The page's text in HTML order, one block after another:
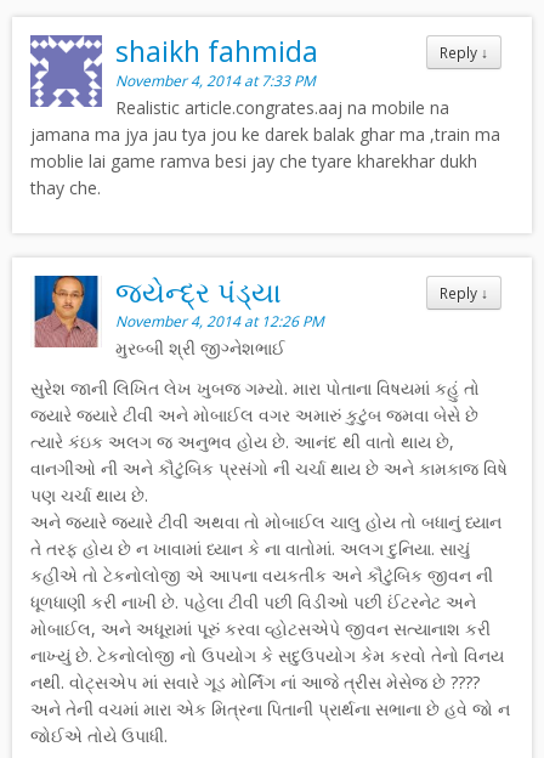
Reply ↓
shaikh fahmida
November 4, 2014 at 7:33 PM
Realistic article.congrates.aaj na mobile na
jamana ma jya jau tya jou ke darek balak ghar ma ,train ma
moblie lai game ramva besi jay che tyare kharekhar dukh
thay che.
Reply ↓
જયેન્દ્ર પંડ્યા
November 4, 2014 at 12:26 PM
મુરબ્બી શ્રી જીગ્નેશભાઈ
સુરેશ જાની લિખિત લેખ ખુબજ ગમ્યો. મારા પોતાના વિષયમાં કહું તો
જ્યારે જ્યારે ટીવી અને મોબાઈલ વગર અમારું કુટુંબ જમવા બેસે છે
ત્યારે કંઇક અલગ જ અનુભવ હોય છે. આનંદ થી વાતો થાય છે,
વાનગીઓ ની અને કૌટુંબિક પ્રસંગો ની ચર્ચા થાય છે અને કામકાજ વિષે
પણ ચર્ચા થાય છે.
અને જ્યારે જ્યારે ટીવી અથવા તો મોબાઈલ ચાલુ હોય તો બધાનું ધ્યાન
તે તરફ હોય છે ન ખાવામાં ધ્યાન કે ના વાતોમાં. અલગ દુનિયા. સાચું
કહીએ તો ટેકનોલોજી એ આપના વયકતીક અને કૌટુંબિક જીવન ની
ધૂળધાણી કરી નાખી છે. પહેલા ટીવી પછી વિડીઓ પછી ઈંટરનેટ અને
મોબાઈલ, અને અધૂરામાં પૂરું કરવા વ્હોટસએપે જીવન સત્યાનાશ કરી
નાખ્યું છે. ટેકનોલોજી નો ઉપયોગ કે સદુઉપયોગ કેમ કરવો તેનો વિનય
નથી. વોટ્સએપ માં સવારે ગૂડ મોર્નિંગ નાં આજે ત્રીસ મેસેજ છે ????
અને તેની વચમાં મારા એક મિત્રના પિતાની પ્રાર્થના સભાના છે હવે જો ન
જોઈએ તોયે ઉપાધી.